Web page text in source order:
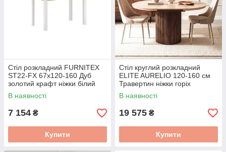
Стіл розкладний FURNITEX
ST22-FX 67x120-160 Дуб
золотий крафт ніжки білий
В наявності
7 154 ₴
Купити
Стіл круглий розкладний
ELITE AURELIO 120-160 см
Травертин ніжки горіх
ME.AURELIO/TRAW/O/S
В наявності
19 575 ₴
Купити